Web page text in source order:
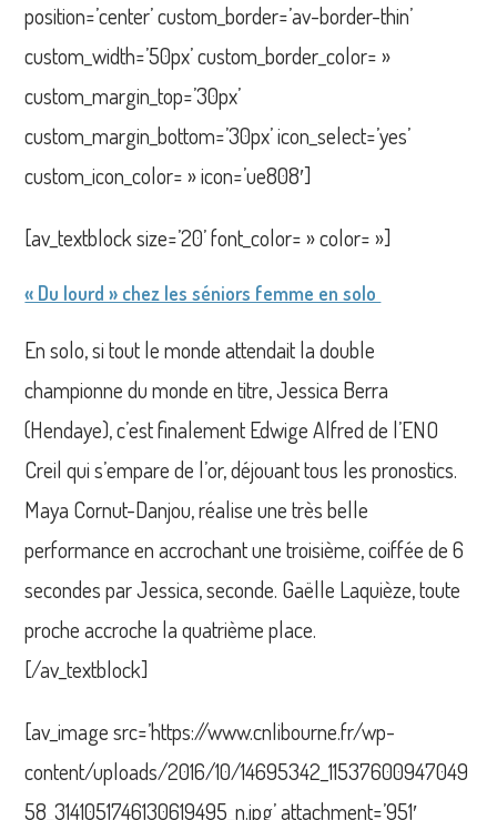
position=’center’ custom_border=’av-border-thin’
custom_width=’50px’ custom_border_color= »
custom_margin_top=’30px’
custom_margin_bottom=’30px’ icon_select=’yes’
custom_icon_color= » icon=’ue808′]
[av_textblock size=’20’ font_color= » color= »]
« Du lourd » chez les séniors femme en solo
En solo, si tout le monde attendait la double
championne du monde en titre, Jessica Berra
(Hendaye), c’est finalement Edwige Alfred de l’ENO
Creil qui s’empare de l’or, déjouant tous les pronostics.
Maya Cornut-Danjou, réalise une très belle
performance en accrochant une troisième, coiffée de 6
secondes par Jessica, seconde. Gaëlle Laquièze, toute
proche accroche la quatrième place.
[/av_textblock]
[av_image src=’https://www.cnlibourne.fr/wp-
content/uploads/2016/10/14695342_11537600947049
58_3141051746130619495_n.jpg’ attachment=’951′